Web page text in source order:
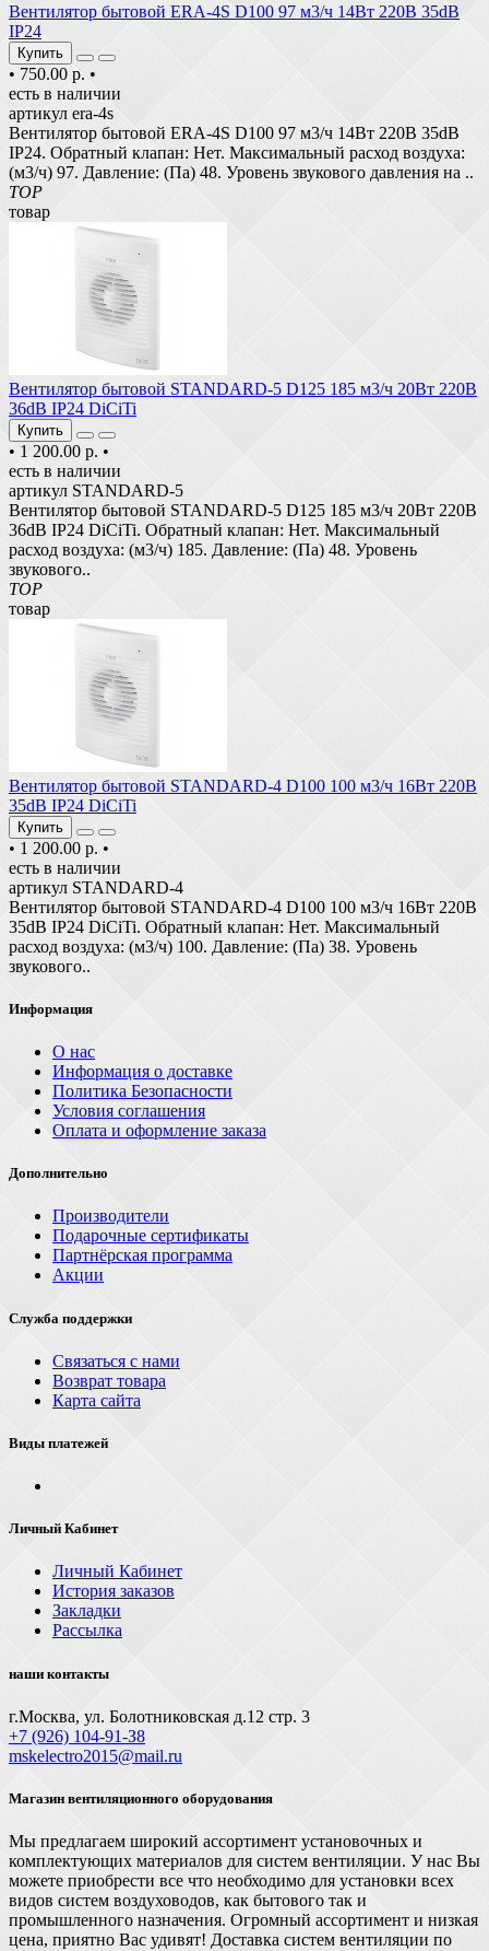
Вентилятор бытовой ERA-4S D100 97 м3/ч 14Вт 220В 35dB
IP24
Купить
• 750.00 р. •
есть в наличии
артикул era-4s
Вентилятор бытовой ERA-4S D100 97 м3/ч 14Вт 220В 35dB
IP24. Обратный клапан: Нет. Максимальный расход воздуха:
(м3/ч) 97. Давление: (Па) 48. Уровень звукового давления на ..
TOP
товар
Вентилятор бытовой STANDARD-5 D125 185 м3/ч 20Вт 220В
36dB IP24 DiCiTi
Купить
• 1 200.00 р. •
есть в наличии
артикул STANDARD-5
Вентилятор бытовой STANDARD-5 D125 185 м3/ч 20Вт 220В
36dB IP24 DiCiTi. Обратный клапан: Нет. Максимальный
расход воздуха: (м3/ч) 185. Давление: (Па) 48. Уровень
звукового..
TOP
товар
Вентилятор бытовой STANDARD-4 D100 100 м3/ч 16Вт 220В
35dB IP24 DiCiTi
Купить
• 1 200.00 р. •
есть в наличии
артикул STANDARD-4
Вентилятор бытовой STANDARD-4 D100 100 м3/ч 16Вт 220В
35dB IP24 DiCiTi. Обратный клапан: Нет. Максимальный
расход воздуха: (м3/ч) 100. Давление: (Па) 38. Уровень
звукового..
Информация
О нас
Информация о доставке
Политика Безопасности
Условия соглашения
Оплата и оформление заказа
Дополнительно
Производители
Подарочные сертификаты
Партнёрская программа
Акции
Служба поддержки
Связаться с нами
Возврат товара
Карта сайта
Виды платежей
Личный Кабинет
Личный Кабинет
История заказов
Закладки
Рассылка
наши контакты
г.Москва, ул. Болотниковская д.12 стр. 3
+7 (926) 104-91-З8
mskelectro2015@mail.ru
Магазин вентиляционного оборудования
Мы предлагаем широкий ассортимент установочных и
комплектующих материалов для систем вентиляции. У нас Вы
можете приобрести все что необходимо для установки всех
видов систем воздуховодов, как бытового так и
промышленного назначения. Огромный ассортимент и низкая
цена, приятно Вас удивят! Доставка систем вентиляции по